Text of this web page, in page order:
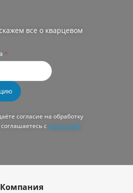
все о кварцевом
*
согласие на обработку
с политикой
Компания